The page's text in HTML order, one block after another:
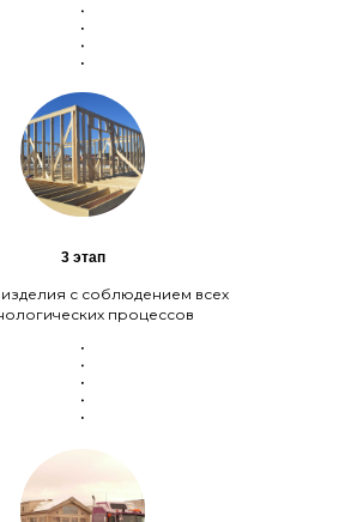
3 этап
с соблюдением всех
процессов